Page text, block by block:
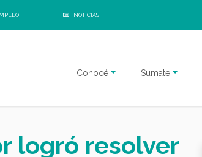
NOTICIAS
Conocé Sumate
logró resolver